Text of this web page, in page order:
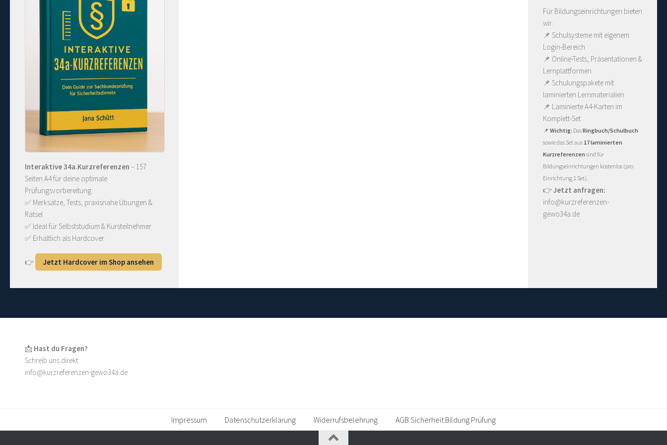
Interaktive 34a.Kurzreferenzen – 157
Seiten A4 für deine optimale
Prüfungsvorbereitung:
✅ Merksätze, Tests, praxisnahe Übungen &
Rätsel
✅ Ideal für Selbststudium & Kursteilnehmer
✅ Erhältlich als Hardcover
👉 Jetzt Hardcover im Shop ansehen
Für Bildungseinrichtungen bieten
wir:
📌 Schulsysteme mit eigenem
Login-Bereich
📌 Online-Tests, Präsentationen &
Lernplattformen
📌 Schulungspakete mit
laminierten Lernmaterialien
📌 Laminierte A4-Karten im
Komplett-Set
📌 Wichtig: DasRingbuch/Schulbuch
sowie das Set aus 17 laminierten
Kurzreferenzen sind für
Bildungseinrichtungen kostenlos (pro
Einrichtung 1 Set).
👉Jetzt anfragen:
info@kurzreferenzen-
gewo34a.de
📩 Hast du Fragen?
Schreib uns direkt:
info@kurzreferenzen-gewo34a.de
Impressum Datenschutzerklärung Widerrufsbelehrung AGB Sicherheit Bildung Prüfung